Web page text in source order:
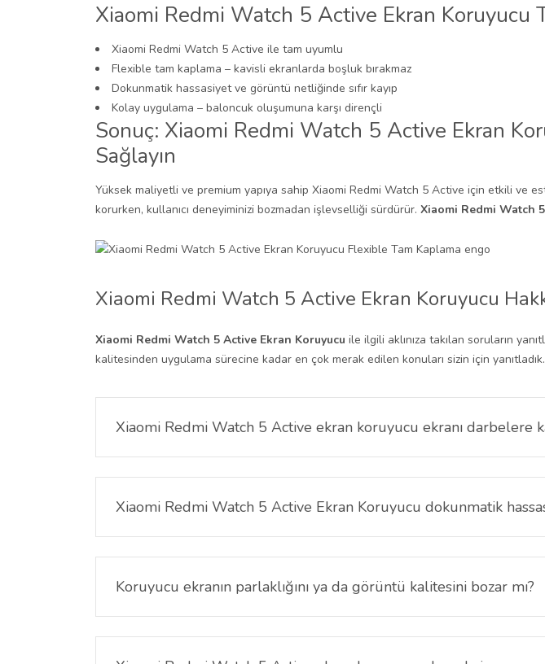
Xiaomi Redmi Watch 5 Active Ekran Koruyucu
Xiaomi Redmi Watch 5 Active ile tam uyumlu
Flexible tam kaplama – kavisli ekranlarda boşluk bırakmaz
Dokunmatik hassasiyet ve görüntü netliğinde sıfır kayıp
Kolay uygulama – baloncuk oluşumuna karşı dirençli
Sonuç: Xiaomi Redmi Watch 5 Active Ekran
Sağlayın
Yüksek maliyetli ve premium yapıya sahip Xiaomi Redmi Watch 5 Active için etkili ve
korurken, kullanıcı deneyiminizi bozmadan işlevselliği sürdürür. Xiaomi Redmi Watch
Xiaomi Redmi Watch 5 Active Ekran Koruyucu
Xiaomi Redmi Watch 5 Active Ekran Koruyucu ile ilgili aklınıza takılan soruların
kalitesinden uygulama sürecine kadar en çok merak edilen konuları sizin için
Xiaomi Redmi Watch 5 Active ekran koruyucu ekranı darbelere
Evet. Xiaomi Redmi Watch 5 Active ekran koruyucu, ekran yüzeyine gelebilecek
oluşturur. Saatin ekranını çizik ve hasara karşı güvenle kullanabilirsiniz..
Xiaomi Redmi Watch 5 Active Ekran Koruyucu dokunmatik
Hayır, ekran koruyucunun ultra ince yapısı sayesinde ekranın dokunmatik
hiçbir gecikme yaşanmaz.
Koruyucu ekranın parlaklığını ya da görüntü kalitesini bozar mı?
Hayır. Xiaomi Redmi Watch 5 Active Ekran Koruyucu, yüksek şeffaflığa sahip
günkü gibi net görünmeye devam eder.